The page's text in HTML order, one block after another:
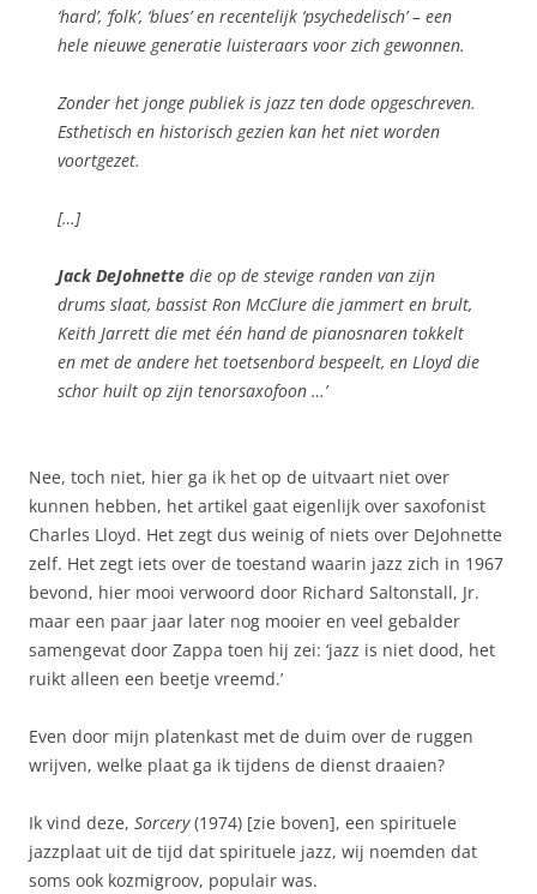
‘hard’, ‘folk’, ‘blues’ en recentelijk ‘psychedelisch’ – een
hele nieuwe generatie luisteraars voor zich gewonnen.
Zonder het jonge publiek is jazz ten dode opgeschreven.
Esthetisch en historisch gezien kan het niet worden
voortgezet.
[…]
Jack DeJohnette die op de stevige randen van zijn
drums slaat, bassist Ron McClure die jammert en brult,
Keith Jarrett die met één hand de pianosnaren tokkelt
en met de andere het toetsenbord bespeelt, en Lloyd die
schor huilt op zijn tenorsaxofoon …’
Nee, toch niet, hier ga ik het op de uitvaart niet over
kunnen hebben, het artikel gaat eigenlijk over saxofonist
Charles Lloyd. Het zegt dus weinig of niets over DeJohnette
zelf. Het zegt iets over de toestand waarin jazz zich in 1967
bevond, hier mooi verwoord door Richard Saltonstall, Jr.
maar een paar jaar later nog mooier en veel gebalder
samengevat door Zappa toen hij zei: ‘jazz is niet dood, het
ruikt alleen een beetje vreemd.’
Even door mijn platenkast met de duim over de ruggen
wrijven, welke plaat ga ik tijdens de dienst draaien?
Ik vind deze, Sorcery(1974) [zie boven], een spirituele
jazzplaat uit de tijd dat spirituele jazz, wij noemden dat
soms ook kozmigroov, populair was.